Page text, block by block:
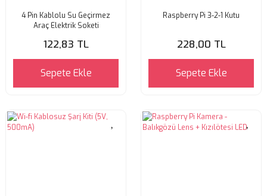
4 Pin Kablolu Su Geçirmez
Araç Elektrik Soketi
122,83 TL
Sepete Ekle
Raspberry Pi 3-2-1 Kutu
228,00 TL
Sepete Ekle